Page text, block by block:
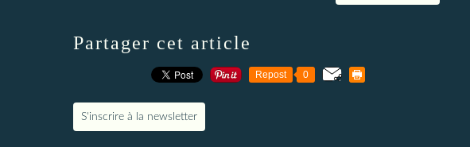
Partager cet article
Repost 0
S'inscrire à la newsletter